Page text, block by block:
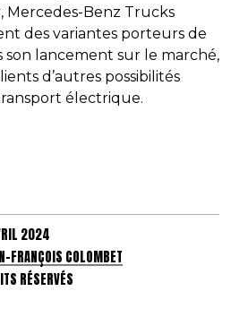
Benz Trucks
des variantes porteurs de
son lancement sur le marché,
d’autres possibilités
électrique.
2024
FRANÇOIS COLOMBET
RÉSERVÉS